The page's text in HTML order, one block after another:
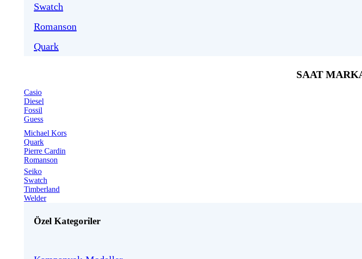
Swatch
Romanson
Quark
SAAT
Casio
Diesel
Fossil
Guess
Michael Kors
Quark
Pierre Cardin
Romanson
Seiko
Swatch
Timberland
Welder
Özel Kategoriler